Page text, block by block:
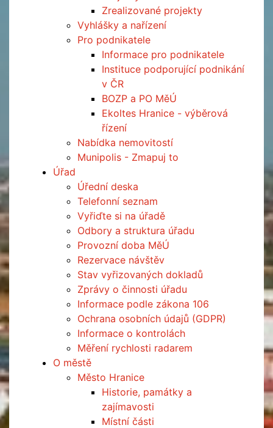
Zrealizované projekty
Vyhlášky a nařízení
Pro podnikatele
Informace pro podnikatele
Instituce podporující podnikání
v ČR
BOZP a PO MěÚ
Ekoltes Hranice - výběrová
řízení
Nabídka nemovitostí
Munipolis - Zmapuj to
Úřad
Úřední deska
Telefonní seznam
Vyřiďte si na úřadě
Odbory a struktura úřadu
Provozní doba MěÚ
Rezervace návštěv
Stav vyřizovaných dokladů
Zprávy o činnosti úřadu
Informace podle zákona 106
Ochrana osobních údajů (GDPR)
Informace o kontrolách
Měření rychlosti radarem
O městě
Město Hranice
Historie, památky a
zajímavosti
Místní části